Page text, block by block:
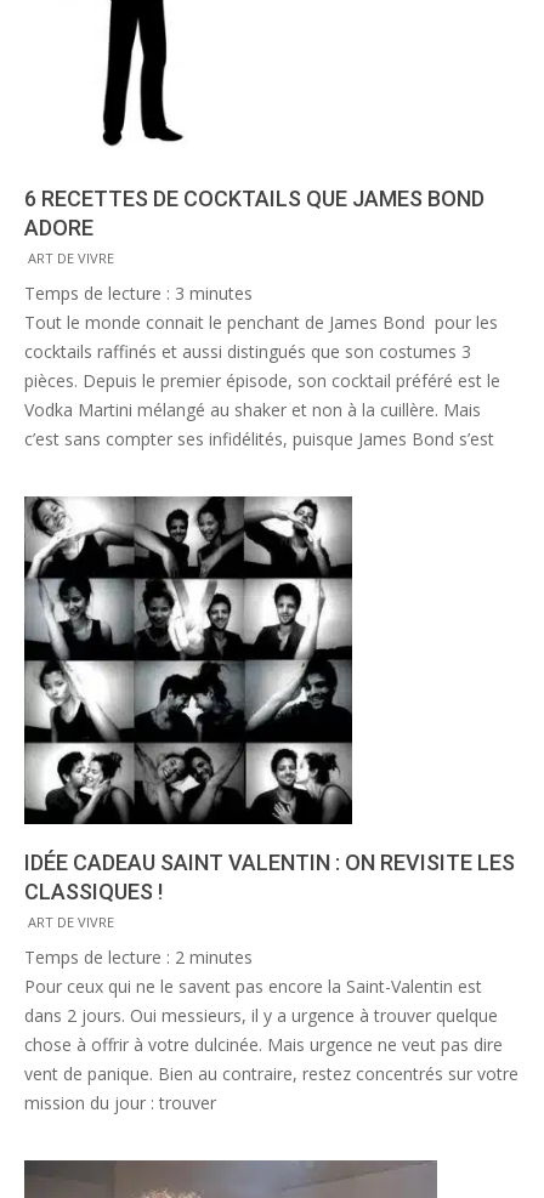
6 RECETTES DE COCKTAILS QUE JAMES BOND
ADORE
2015-
05-
21
ART DE VIVRE
Temps de lecture : 3 minutes
Tout le monde connait le penchant de James Bond pour les
cocktails raffinés et aussi distingués que son costumes 3
pièces. Depuis le premier épisode, son cocktail préféré est le
Vodka Martini mélangé au shaker et non à la cuillère. Mais
c’est sans compter ses infidélités, puisque James Bond s’est
IDÉE CADEAU SAINT VALENTIN : ON REVISITE LES
CLASSIQUES !
2015-
02-
12
ART DE VIVRE
Temps de lecture : 2 minutes
Pour ceux qui ne le savent pas encore la Saint-Valentin est
dans 2 jours. Oui messieurs, il y a urgence à trouver quelque
chose à offrir à votre dulcinée. Mais urgence ne veut pas dire
vent de panique. Bien au contraire, restez concentrés sur votre
mission du jour : trouver